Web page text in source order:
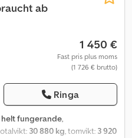
ab
1 450 €
Fast pris plus moms
(1 726 € brutto)
Ringa
helt fungerande,
30 880 kg, tomvikt: 3 920